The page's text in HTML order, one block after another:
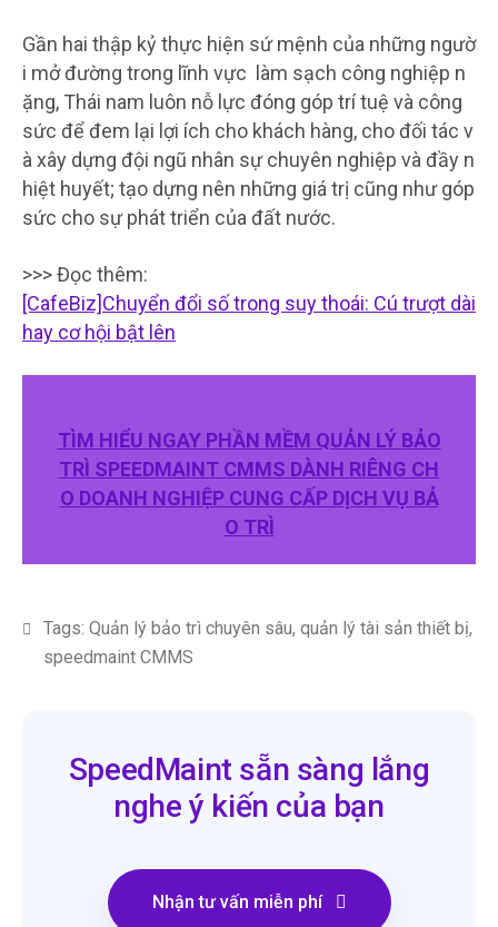
Gần hai thập kỷ thực hiện sứ mệnh của những ngườ
i mở đường trong lĩnh vực làm sạch công nghiệp n
ặng, Thái nam luôn nỗ lực đóng góp trí tuệ và công
sức để đem lại lợi ích cho khách hàng, cho đối tác v
à xây dựng đội ngũ nhân sự chuyên nghiệp và đầy n
hiệt huyết; tạo dựng nên những giá trị cũng như góp
sức cho sự phát triển của đất nước.
>>> Đọc thêm:
[CafeBiz]Chuyển đổi số trong suy thoái: Cú trượt dài
hay cơ hội bật lên
TÌM HIỂU NGAY PHẦN MỀM QUẢN LÝ BẢO
TRÌ SPEEDMAINT CMMS DÀNH RIÊNG CH
O DOANH NGHIỆP CUNG CẤP DỊCH VỤ BẢ
O TRÌ
Tags: Quản lý bảo trì chuyên sâu, quản lý tài sản thiết bị,
speedmaint CMMS
SpeedMaint sẵn sàng lắng
nghe ý kiến của bạn
Nhận tư vấn miễn phí